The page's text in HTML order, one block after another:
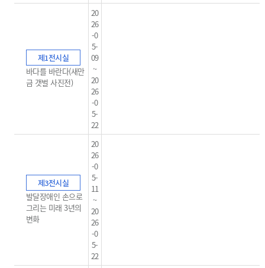
제1전시실
바다를 바란다(새만
금 갯벌 사진전)
20
26
-0
5-
09
~
20
26
-0
5-
22
제3전시실
발달장애인 손으로
그리는 미래 3년의
변화
20
26
-0
5-
11
~
20
26
-0
5-
22